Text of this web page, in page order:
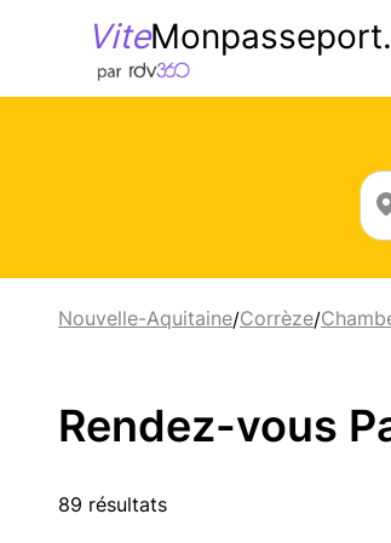
Vite
Nouvelle-Aquitaine/Corrèze/
Rendez-vous
89 résultats